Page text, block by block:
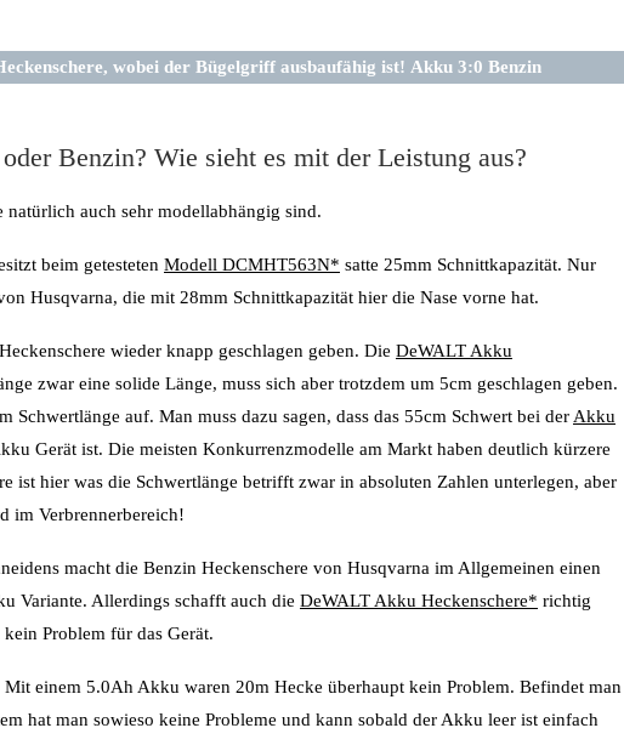
wobei der Bügelgriff ausbaufähig ist! Akku 3:0 Benzin
Benzin? Wie sieht es mit der Leistung aus?
auch sehr modellabhängig sind.
beim getesteten Modell DCMHT563N* satte 25mm Schnittkapazität. Nur
Husqvarna, die mit 28mm Schnittkapazität hier die Nase vorne hat.
wieder knapp geschlagen geben. Die DeWALT Akku
zwar eine solide Länge, muss sich aber trotzdem um 5cm geschlagen geben.
Schwertlänge auf. Man muss dazu sagen, dass das 55cm Schwert bei der Akku
Gerät ist. Die meisten Konkurrenzmodelle am Markt haben deutlich kürzere
ist hier was die Schwertlänge betrifft zwar in absoluten Zahlen unterlegen, aber
im Verbrennerbereich!
macht die Benzin Heckenschere von Husqvarna im Allgemeinen einen
Variante. Allerdings schafft auch die DeWALT Akku Heckenschere* richtig
Problem für das Gerät.
einem 5.0Ah Akku waren 20m Hecke überhaupt kein Problem. Befindet man
hat man sowieso keine Probleme und kann sobald der Akku leer ist einfach